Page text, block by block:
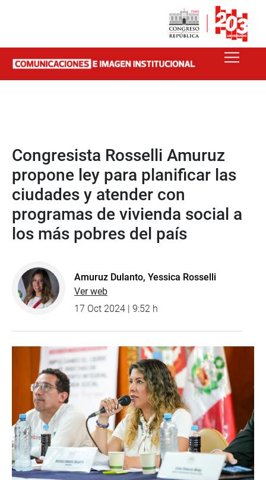
Congresista Rosselli Amuruz
propone ley para planificar las
ciudades y atender con
programas de vivienda social a
los más pobres del país
Amuruz Dulanto, Yessica Rosselli
Ver web
17 Oct 2024 | 9:52 h